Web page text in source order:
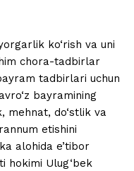
ko‘rish va uni
chora-tadbirlar
tadbirlari uchun
bayramining
mehnat, do‘stlik va
etishini
alohida e’tibor
hokimi Ulug‘bek